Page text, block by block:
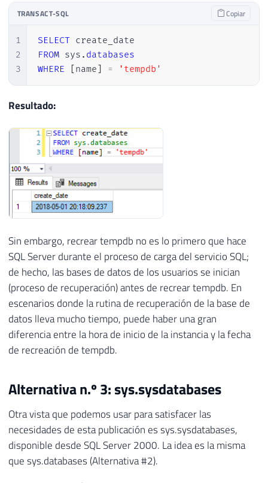
TRANSACT-SQL Copiar
1
2
3
SELECT
FROM sys . databases
WHERE
[name] = 'tempdb'
Resultado:
Sin embargo, recrear tempdb no es lo primero que hace
SQL Server durante el proceso de carga del servicio SQL;
de hecho, las bases de datos de los usuarios se inician
(proceso de recuperación) antes de recrear tempdb. En
escenarios donde la rutina de recuperación de la base de
datos lleva mucho tiempo, puede haber una gran
diferencia entre la hora de inicio de la instancia y la fecha
de recreación de tempdb.
Alternativa n.º 3: sys.sysdatabases
Otra vista que podemos usar para satisfacer las
necesidades de esta publicación es sys.sysdatabases,
disponible desde SQL Server 2000. La idea es la misma
que sys.databases (Alternativa #2).